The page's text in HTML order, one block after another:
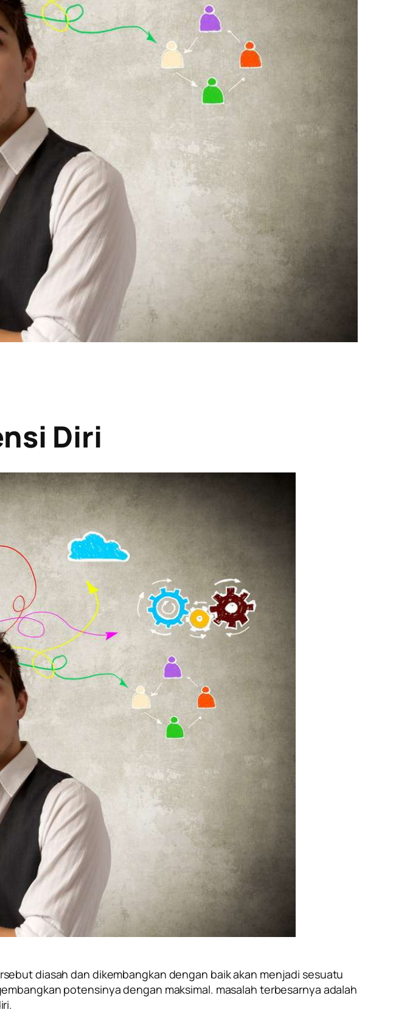
Diri
diasah dan dikembangkan dengan baik akan menjadi sesuatu
potensinya dengan maksimal. masalah terbesarnya adalah